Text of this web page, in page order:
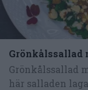
Grönkålssallad
Grönkålssallad
här salladen